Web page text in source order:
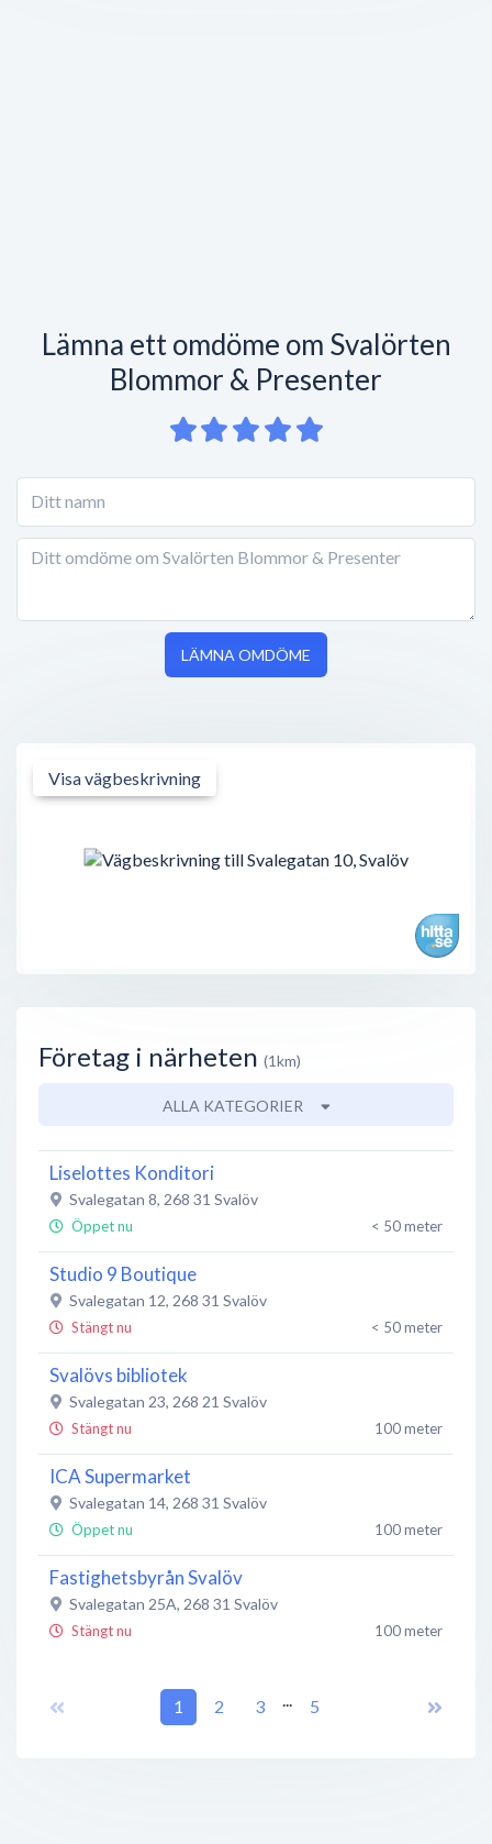
Lämna ett omdöme om Svalörten
Blommor & Presenter
LÄMNA OMDÖME
Visa vägbeskrivning
Företag i närheten (1km)
ALLA KATEGORIER
Liselottes Konditori
Svalegatan 8, 268 31 Svalöv
Öppet nu < 50 meter
Studio 9 Boutique
Svalegatan 12, 268 31 Svalöv
Stängt nu < 50 meter
Svalövs bibliotek
Svalegatan 23, 268 21 Svalöv
Stängt nu 100 meter
ICA Supermarket
Svalegatan 14, 268 31 Svalöv
Öppet nu 100 meter
Fastighetsbyrån Svalöv
Svalegatan 25A, 268 31 Svalöv
Stängt nu 100 meter
Herrevadsgatan 11 268 31 Svalöv
1 2 3 ... 5